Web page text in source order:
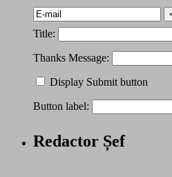
Title:
Thanks Message:
Display Submit button
Button label:
Redactor Șef